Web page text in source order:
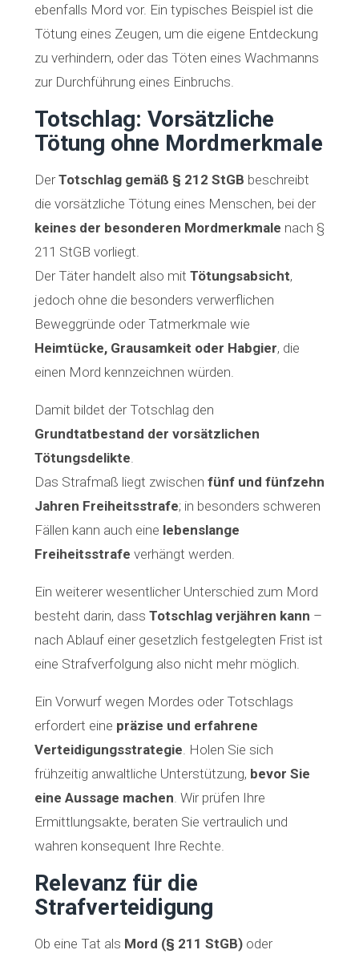
ebenfalls Mord vor. Ein typisches Beispiel ist die
Tötung eines Zeugen, um die eigene Entdeckung
zu verhindern, oder das Töten eines Wachmanns
zur Durchführung eines Einbruchs.
Totschlag: Vorsätzliche
Tötung ohne Mordmerkmale
DerTotschlag gemäß § 212 StGB beschreibt
die vorsätzliche Tötung eines Menschen, bei der
keines der besonderen Mordmerkmale nach §
211 StGB vorliegt.
Der Täter handelt also mit Tötungsabsicht,
jedoch ohne die besonders verwerflichen
Beweggründe oder Tatmerkmale wie
Heimtücke, Grausamkeit oder Habgier, die
einen Mord kennzeichnen würden.
Damit bildet der Totschlag den
Grundtatbestand der vorsätzlichen
Tötungsdelikte
Das Strafmaß liegt zwischen fünf und fünfzehn
Jahren Freiheitsstrafe; in besonders schweren
Fällen kann auch eine lebenslange
Freiheitsstrafe verhängt werden.
Ein weiterer wesentlicher Unterschied zum Mord
besteht darin, dass Totschlag verjähren kann –
nach Ablauf einer gesetzlich festgelegten Frist ist
eine Strafverfolgung also nicht mehr möglich.
Ein Vorwurf wegen Mordes oder Totschlags
erfordert eine präzise und erfahrene
Verteidigungsstrategie . Holen Sie sich
frühzeitig anwaltliche Unterstützung, bevor Sie
eine Aussage machen . Wir prüfen Ihre
Ermittlungsakte, beraten Sie vertraulich und
wahren konsequent Ihre Rechte.
Relevanz für die
Strafverteidigung
Ob eine Tat als Mord (§ 211 StGB)oder